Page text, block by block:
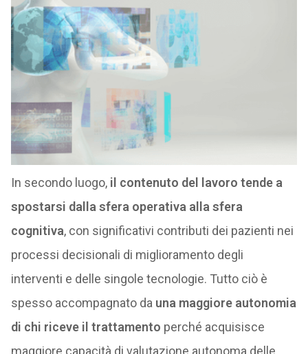
In secondo luogo, il contenuto del lavoro tende a
spostarsi dalla sfera operativa alla sfera
cognitiva, con significativi contributi dei pazienti nei
processi decisionali di miglioramento degli
interventi e delle singole tecnologie. Tutto ciò è
spesso accompagnato da una maggiore autonomia
di chi riceve il trattamento perché acquisisce
maggiore capacità di valutazione autonoma delle